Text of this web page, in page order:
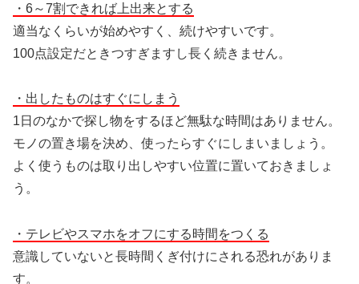
・6～7割できれば上出来とする
適当なくらいが始めやすく、続けやすいです。
100点設定だときつすぎますし長く続きません。
・出したものはすぐにしまう
1日のなかで探し物をするほど無駄な時間はありません。
モノの置き場を決め、使ったらすぐにしまいましょう。
よく使うものは取り出しやすい位置に置いておきましょ
う。
・テレビやスマホをオフにする時間をつくる
意識していないと長時間くぎ付けにされる恐れがありま
す。